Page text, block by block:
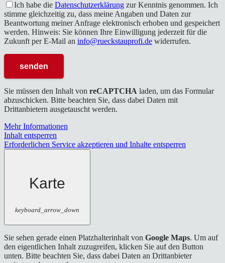
Ich habe die Datenschutzerklärung zur Kenntnis genommen. Ich
stimme gleichzeitig zu, dass meine Angaben und Daten zur
Beantwortung meiner Anfrage elektronisch erhoben und gespeichert
werden. Hinweis: Sie können Ihre Einwilligung jederzeit für die
Zukunft per E-Mail an info@rueckstauprofi.de widerrufen.
Sie müssen den Inhalt von reCAPTCHA laden, um das Formular
abzuschicken. Bitte beachten Sie, dass dabei Daten mit
Drittanbietern ausgetauscht werden.
Mehr Informationen
Inhalt entsperren
Erforderlichen Service akzeptieren und Inhalte entsperren
Karte
keyboard_arrow_down
Sie sehen gerade einen Platzhalterinhalt von Google Maps. Um auf
den eigentlichen Inhalt zuzugreifen, klicken Sie auf den Button
unten. Bitte beachten Sie, dass dabei Daten an Drittanbieter